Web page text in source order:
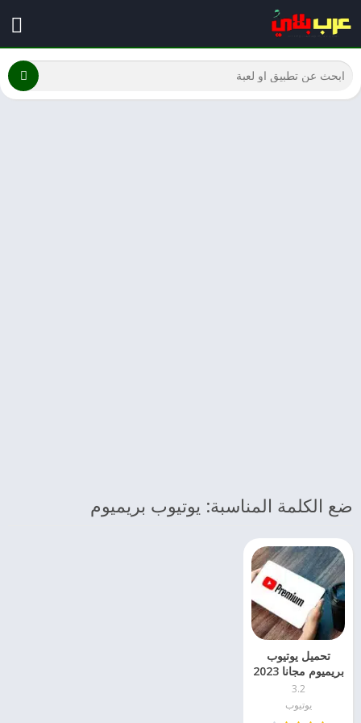
ضع الكلمة المناسبة: يوتيوب بريميوم
تحميل يوتيوب
بريميوم مجانا 2023
للاندرويد
3.2
يوتيوب